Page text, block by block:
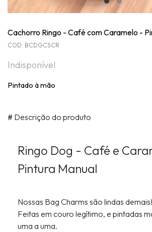
Cachorro Ringo - Café com Caramelo -
COD: BCDGCSCR
Indisponível
Pintado à mão
# Descrição do produto
Ringo Dog - Café e
Pintura Manual
Nossas Bag Charms são lindas
Feitas em couro legítimo, e pintadas
uma a uma.